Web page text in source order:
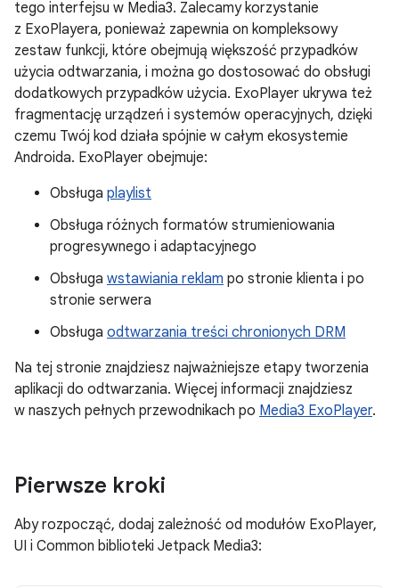
tego interfejsu w Media3. Zalecamy korzystanie
z ExoPlayera, ponieważ zapewnia on kompleksowy
zestaw funkcji, które obejmują większość przypadków
użycia odtwarzania, i można go dostosować do obsługi
dodatkowych przypadków użycia. ExoPlayer ukrywa też
fragmentację urządzeń i systemów operacyjnych, dzięki
czemu Twój kod działa spójnie w całym ekosystemie
Androida. ExoPlayer obejmuje:
Obsługa playlist
Obsługa różnych formatów strumieniowania
progresywnego i adaptacyjnego
Obsługa wstawiania reklam po stronie klienta i po
stronie serwera
Obsługa odtwarzania treści chronionych DRM
Na tej stronie znajdziesz najważniejsze etapy tworzenia
aplikacji do odtwarzania. Więcej informacji znajdziesz
w naszych pełnych przewodnikach po Media3 ExoPlayer.
Pierwsze kroki
Aby rozpocząć, dodaj zależność od modułów ExoPlayer,
UI i Common biblioteki Jetpack Media3: